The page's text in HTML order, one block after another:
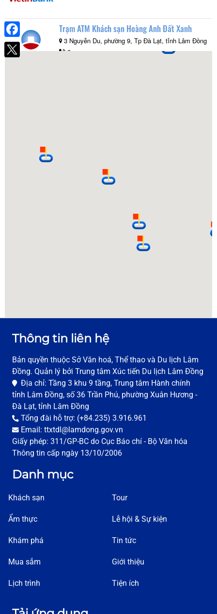
Trạm ATM Khách sạn Hoàng Anh Đất Xanh
3 Nguyễn Du, phường 9, Tp Đà Lạt, tỉnh Lâm Đồng
0
Thông tin liên hệ
Bản quyền thuộc Sở Văn hoá, Thể thao và Du lịch Lâm
Đồng. Quản lý bởi Trung tâm Xúc tiến Du lịch Lâm Đồng
Địa chỉ: Tầng 3 khu 9 tầng, Trung tâm Hành chính
tỉnh Lâm Đồng, số 36 Trần Phú, phường Xuân Hương -
Đà Lạt, tỉnh Lâm Đồng
Tổng đài hỗ trợ: (+84.235) 3.916.961
Email: ttxtdl@lamdong.gov.vn
Giấy phép: 311/GP-BC do Cục Báo chí - Bộ Văn hóa
Thông tin cấp ngày 13/10/2006
Danh mục
Khách sạn
Ẩm thực
Khám phá
Mua sắm
Lịch trình
Tour
Lễ hội & Sự kiện
Tin tức
Giới thiệu
Tiện ích
Facebook